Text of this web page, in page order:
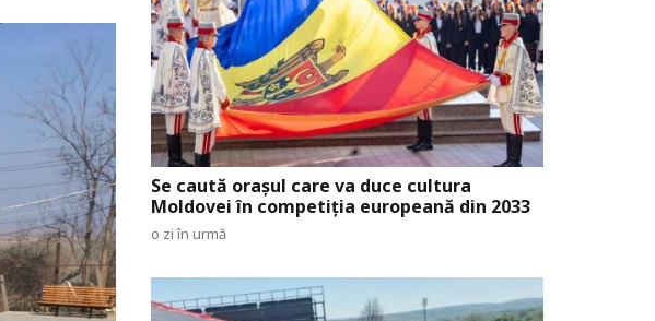
Se caută orașul care va duce cultura
Moldovei în competiția europeană din 2033
o zi în urmă